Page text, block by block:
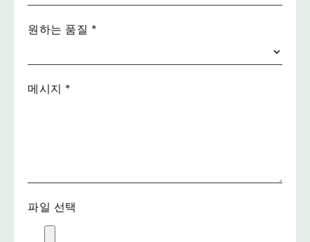
원하는 품질 *
메시지 *
파일 선택